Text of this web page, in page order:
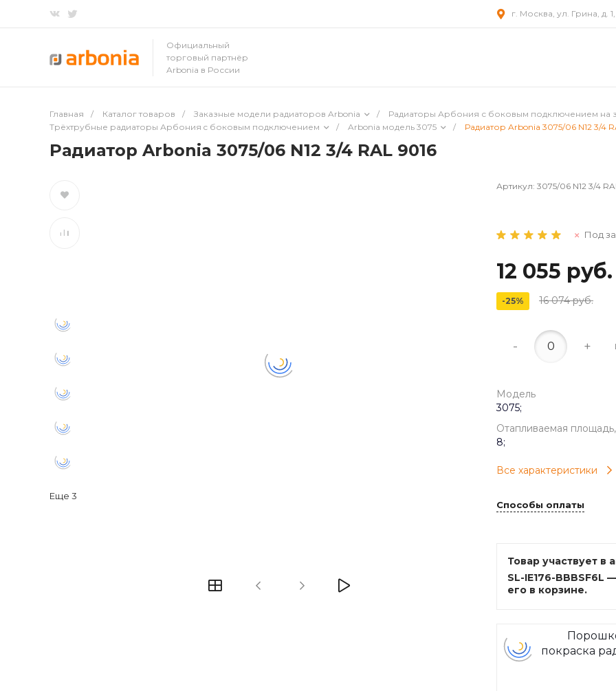
г. Москва, ул. Грина, д.
Официальный
торговый партнёр
Arbonia в России
Главная / Каталог товаров / Заказные модели радиаторов Arbonia / Радиаторы Арбония с боковым подключением на
Трёхтрубные радиаторы Арбония c боковым подключением
/ Arbonia модель 3075 / Радиатор Arbonia 3075/06 N12 3/4
Радиатор Arbonia 3075/06 N12 3/4 RAL 9016
Еще 3
Артикул: 3075/06 N12 3/4
Под
12 055 руб.
-25% 16 074 руб.
- +
Модель
3075;
Отапливаемая
8;
Все характеристики
Способы оплаты
Товар участвует в
SL-IE176-BBBSF6L
его в корзине.
покраска